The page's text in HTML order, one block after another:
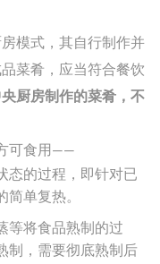
模式，其自行制作并
菜肴，应当符合餐饮
央厨房制作的菜肴，不
可食用——
态的过程，即针对已
单复热。
等将食品熟制的过
制，需要彻底熟制后